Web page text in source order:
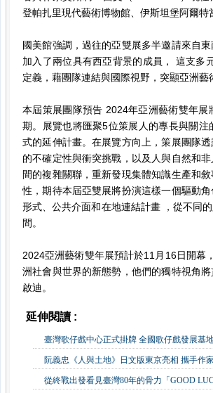
登帕扎里現代藝術博物館、伊斯坦堡阿爾特
國美館強調，過往的亞雙展多半邀請來自
加入了兩位具有西亞背景的成員， 這支多
定義，藉團隊連結與國際視野，突顯亞洲藝
本屆策展團隊預告 2024年亞洲藝術雙年
期。展覽也將匯聚5位策展人的專長與關
式的延伸計畫。在展覽方向上，策展團隊
的不確定性與衝突挑戰，以及人與自然和
間的複雜關聯，重新發現集體知識生產和
性，期待本屆亞雙展將扮演這樣一個驅動
形式、公共介面和在地連結計畫 ，從不同
間。
2024亞洲藝術雙年展預計於11月16日開幕
洲社會與世界的新態勢，他們的獨特視角
啟迪。
延伸閱讀 :
臺灣歌仔戲中心正式掛牌 全國歌仔戲發展基
阮義忠《人與土地》日文版東京亮相 攜手作
從終戰出發看見臺灣80年的骨力「GOOD